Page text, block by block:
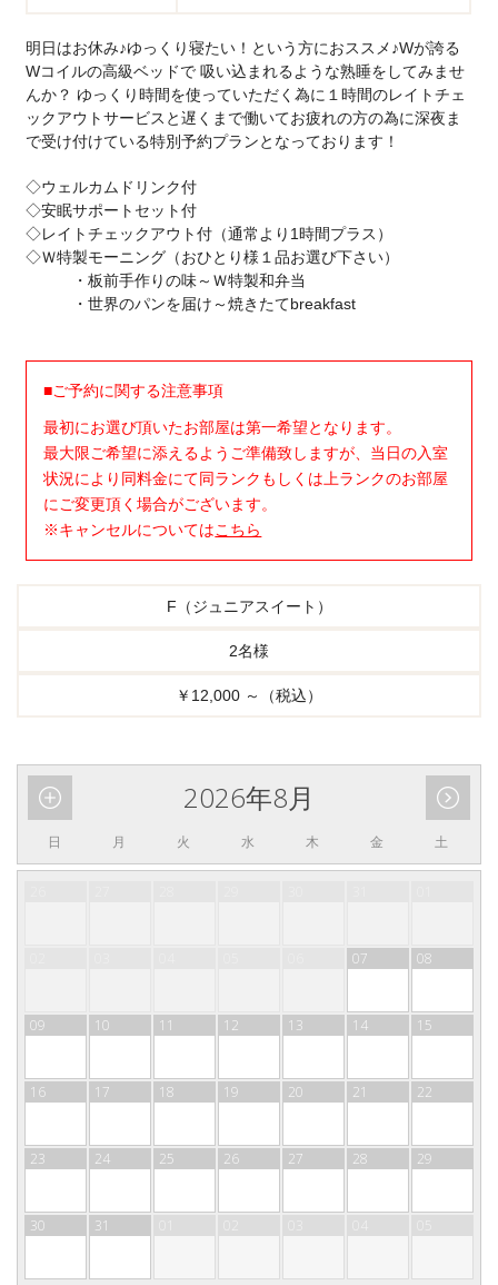
明日はお休み♪ゆっくり寝たい！という方におススメ♪Wが誇る
Wコイルの高級ベッドで 吸い込まれるような熟睡をしてみませ
んか？ ゆっくり時間を使っていただく為に１時間のレイトチェ
ックアウトサービスと遅くまで働いてお疲れの方の為に深夜ま
で受け付けている特別予約プランとなっております！
◇ウェルカムドリンク付
◇安眠サポートセット付
◇レイトチェックアウト付（通常より1時間プラス）
◇Ｗ特製モーニング（おひとり様１品お選び下さい）
・板前手作りの味～Ｗ特製和弁当
・世界のパンを届け～焼きたてbreakfast
■ご予約に関する注意事項
最初にお選び頂いたお部屋は第一希望となります。
最大限ご希望に添えるようご準備致しますが、当日の入室
状況により同料金にて同ランクもしくは上ランクのお部屋
にご変更頂く場合がございます。
※キャンセルについてはこちら
F（ジュニアスイート）
2名様
￥12,000 ～（税込）
2026年8月
日 月 火 水 木 金 土
07 08
09 10 11 12 13 14 15
16 17 18 19 20 21 22
23 24 25 26 27 28 29
30 31